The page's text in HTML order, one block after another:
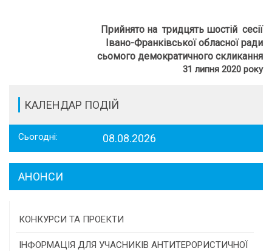
Прийнято на тридцять шостій сесії
Івано-Франківської обласної ради
сьомого демократичного скликання
31 липня 2020 року
КАЛЕНДАР ПОДІЙ
Сьогодні: 08.08.2026
АНОНСИ
КОНКУРСИ ТА ПРОЕКТИ
Конкурс проектів та програм місцевого
ІНФОРМАЦІЯ ДЛЯ УЧАСНИКІВ АНТИТЕРОРИСТИЧНОЇ